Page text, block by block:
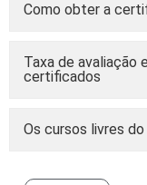
Como obter a
Taxa de avaliação
certificados
Os cursos livres